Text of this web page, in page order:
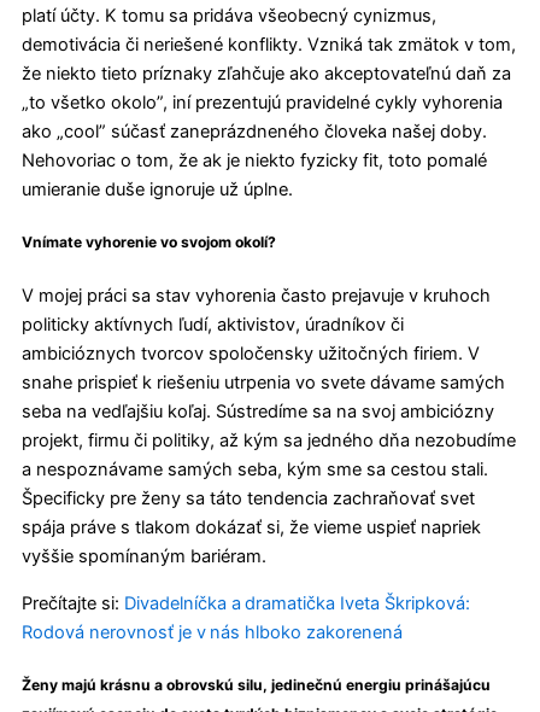
platí účty. K tomu sa pridáva všeobecný cynizmus,
demotivácia či neriešené konflikty. Vzniká tak zmätok v tom,
že niekto tieto príznaky zľahčuje ako akceptovateľnú daň za
„to všetko okolo”, iní prezentujú pravidelné cykly vyhorenia
ako „cool” súčasť zaneprázdneného človeka našej doby.
Nehovoriac o tom, že ak je niekto fyzicky fit, toto pomalé
umieranie duše ignoruje už úplne.
Vnímate vyhorenie vo svojom okolí?
V mojej práci sa stav vyhorenia často prejavuje v kruhoch
politicky aktívnych ľudí, aktivistov, úradníkov či
ambicióznych tvorcov spoločensky užitočných firiem. V
snahe prispieť k riešeniu utrpenia vo svete dávame samých
seba na vedľajšiu koľaj. Sústredíme sa na svoj ambiciózny
projekt, firmu či politiky, až kým sa jedného dňa nezobudíme
a nespoznávame samých seba, kým sme sa cestou stali.
Špecificky pre ženy sa táto tendencia zachraňovať svet
spája práve s tlakom dokázať si, že vieme uspieť napriek
vyššie spomínaným bariéram.
Prečítajte si: Divadelníčka a dramatička Iveta Škripková:
Rodová nerovnosť je v nás hlboko zakorenená
Ženy majú krásnu a obrovskú silu, jedinečnú energiu prinášajúcu